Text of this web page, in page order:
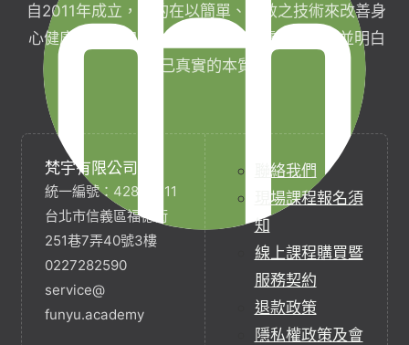
自2011年成立，目的在以簡單、有效之技術來改善身
心健康，協助完成生命目標與實現靈性生活，並明白
自己真實的本質。
梵宇有限公司
統一編號：42854211
台北市信義區福德街
251巷7弄40號3樓
0227282590
service@
funyu.academy
聯絡我們
現場課程報名須
知
線上課程購買暨
服務契約
退款政策
隱私權政策及會